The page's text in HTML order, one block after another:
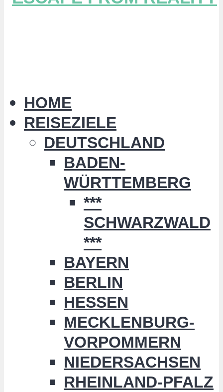
HOME
REISEZIELE
DEUTSCHLAND
BADEN-
WÜRTTEMBERG
***
SCHWARZWALD
***
BAYERN
BERLIN
HESSEN
MECKLENBURG-
VORPOMMERN
NIEDERSACHSEN
RHEINLAND-PFALZ